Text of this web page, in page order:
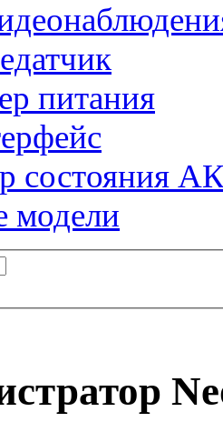
питания
состояния
модели